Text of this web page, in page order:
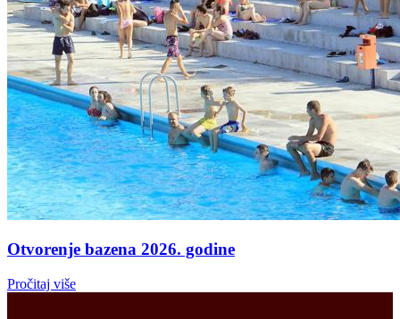
Otvorenje bazena 2026. godine
Pročitaj više